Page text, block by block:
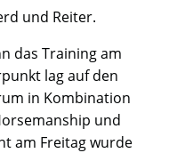
und Reiter.
das Training am
lag auf den
in Kombination
und
am Freitag wurde